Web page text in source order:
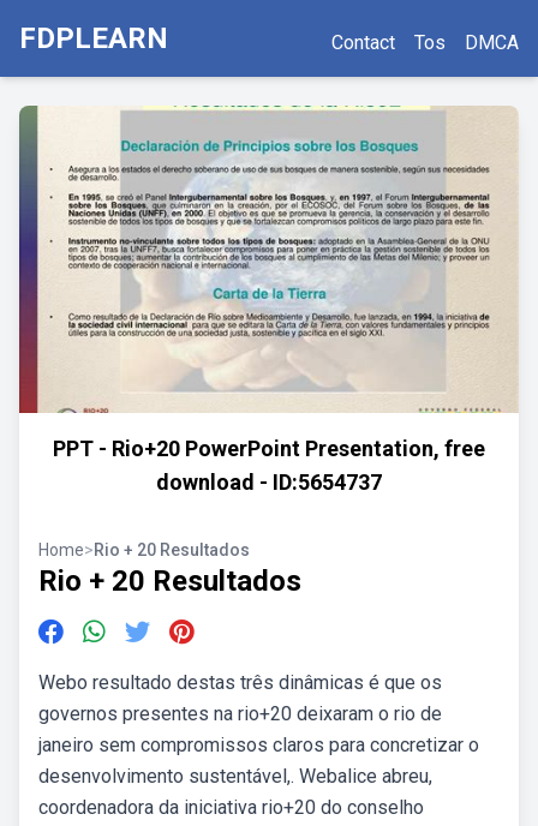
FDPLEARN Contact Tos DMCA
PPT - Rio+20 PowerPoint Presentation, free
download - ID:5654737
Home>Rio + 20 Resultados
Rio + 20 Resultados
Webo resultado destas três dinâmicas é que os
governos presentes na rio+20 deixaram o rio de
janeiro sem compromissos claros para concretizar o
desenvolvimento sustentável,. Webalice abreu,
coordenadora da iniciativa rio+20 do conselho